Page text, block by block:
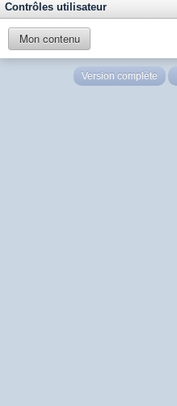
Contrôles utilisateur
Mon contenu
Version complète